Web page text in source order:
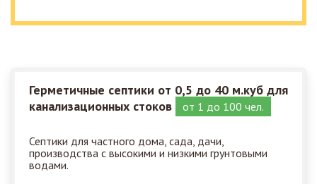
Герметичные септики от 0,5 до 40 м.куб для
канализационных стоков
от 1 до 100 чел.
Септики для частного дома, сада, дачи,
производства с высокими и низкими грунтовыми
водами.